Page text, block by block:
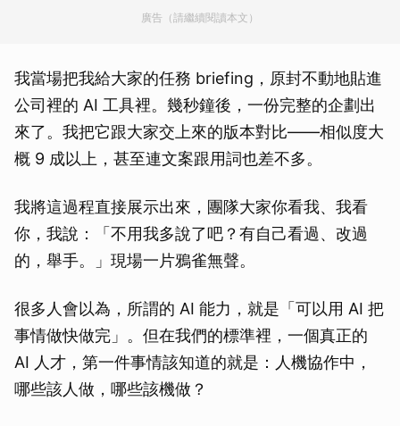
廣告（請繼續閱讀本文）
我當場把我給大家的任務 briefing，原封不動地貼進
公司裡的 AI 工具裡。幾秒鐘後，一份完整的企劃出
來了。我把它跟大家交上來的版本對比——相似度大
概 9 成以上，甚至連文案跟用詞也差不多。
我將這過程直接展示出來，團隊大家你看我、我看
你，我說：「不用我多說了吧？有自己看過、改過
的，舉手。」現場一片鴉雀無聲。
很多人會以為，所謂的 AI 能力，就是「可以用 AI 把
事情做快做完」。但在我們的標準裡，一個真正的
AI 人才，第一件事情該知道的就是：人機協作中，
哪些該人做，哪些該機做？